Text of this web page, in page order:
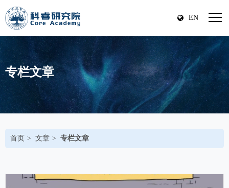
EN
专栏文章
首页 文章 专栏文章